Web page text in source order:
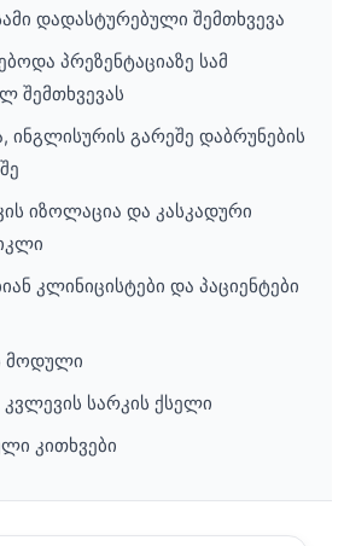
დადასტურებული შემთხვევა
პრეზენტაციაზე სამ
შემთხვევას
ინგლისურის გარეშე დაბრუნების
იზოლაცია და კასკადური
კლინიცისტები და პაციენტები
მოდული
სარკის ქსელი
კითხვები